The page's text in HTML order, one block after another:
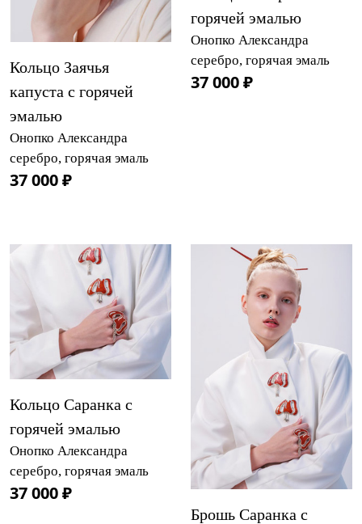
Кольцо Заячья
капуста с горячей
эмалью
Онопко Александра
серебро, горячая эмаль
37 000 ₽
горячей эмалью
Онопко Александра
серебро, горячая эмаль
37 000 ₽
Кольцо Саранка с
горячей эмалью
Онопко Александра
серебро, горячая эмаль
37 000 ₽
Брошь Саранка с